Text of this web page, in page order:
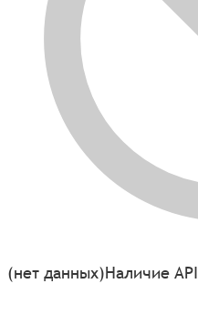
(нет данных)Наличие API